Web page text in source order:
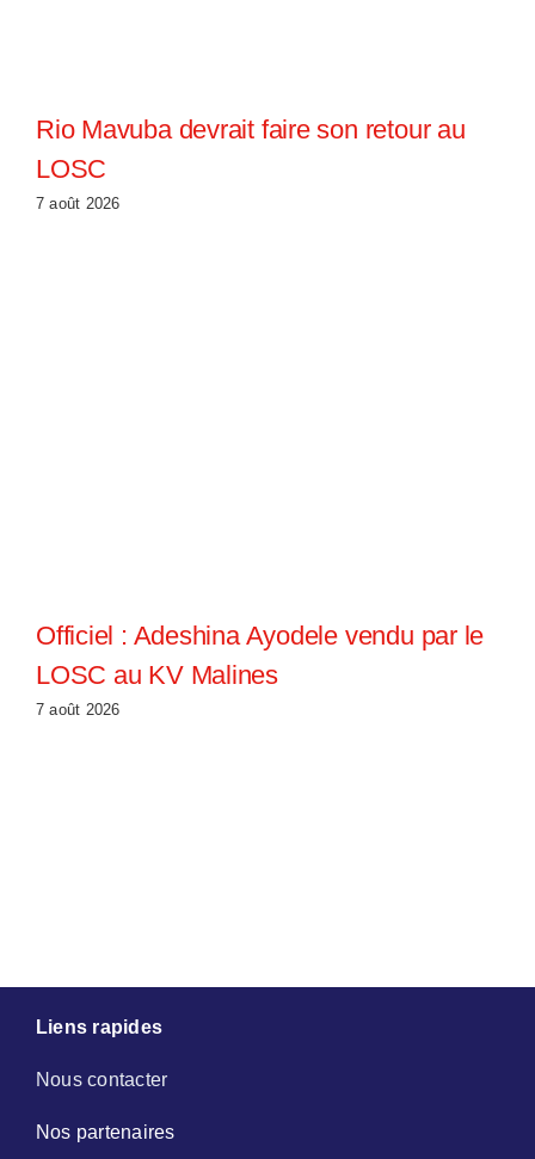
Rio Mavuba devrait faire son retour au
LOSC
7 août 2026
Officiel : Adeshina Ayodele vendu par le
LOSC au KV Malines
7 août 2026
Liens rapides
Nous contacter
Nos partenaires